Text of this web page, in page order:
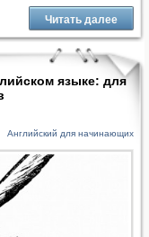
Читать далее
языке: для
Английский для начинающих